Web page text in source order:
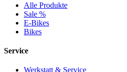
Alle Produkte
Sale %
E-Bikes
Bikes
Service
Werkstatt & Service